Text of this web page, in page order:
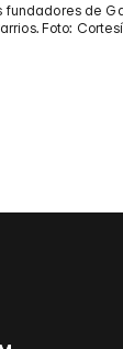
fundadores de
Foto: